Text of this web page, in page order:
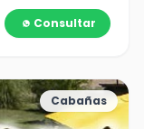
Consultar
Cabañas